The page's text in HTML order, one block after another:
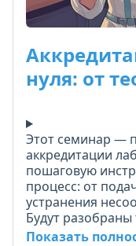
нуля: от
Этот семинар —
аккредитации
пошаговую
процесс: от
устранения
Будут
оформлении
Показать